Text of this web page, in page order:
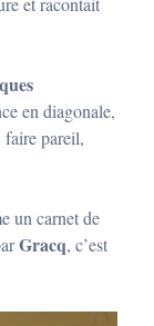
en diagonale,
faire pareil,
un carnet de
Gracq, c’est